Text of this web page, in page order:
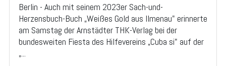
Berlin - Auch mit seinem 2023er Sach-und-
Herzensbuch-Buch „Weißes Gold aus Ilmenau" erinnerte
am Samstag der Arnstädter THK-Verlag bei der
bundesweiten Fiesta des Hilfevereins „Cuba si" auf der
„...